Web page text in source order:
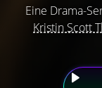
Eine Drama-
Kristin Scott